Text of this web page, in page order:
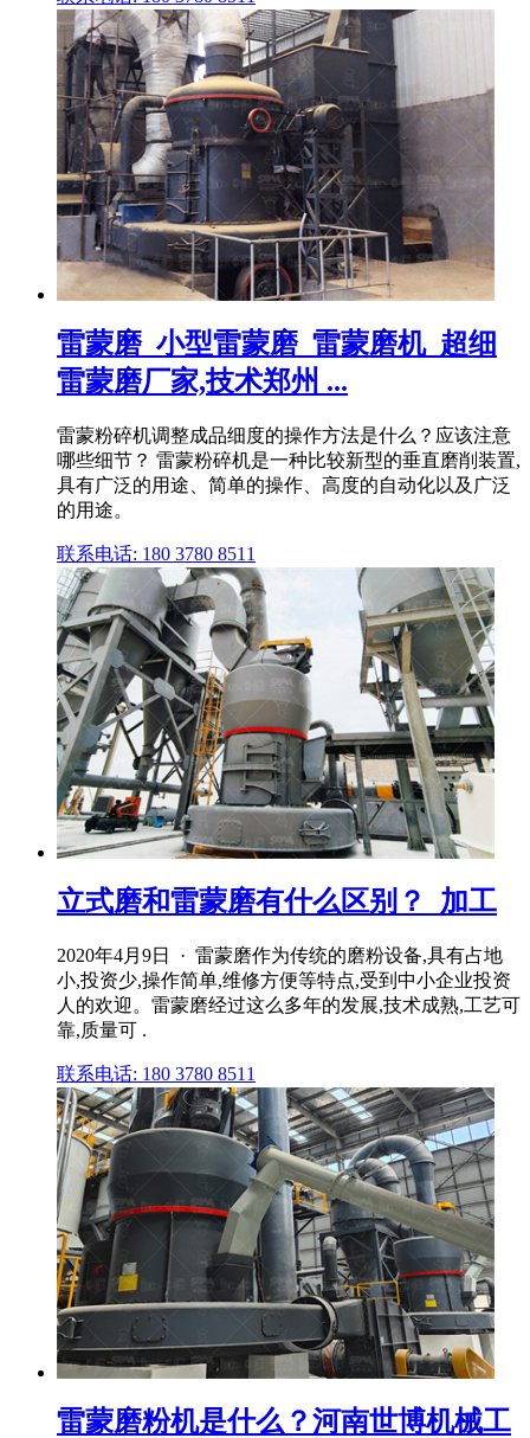
雷蒙磨_小型雷蒙磨_雷蒙磨机_超细
雷蒙磨厂家,技术郑州 ...
雷蒙粉碎机调整成品细度的操作方法是什么？应该注意
哪些细节？ 雷蒙粉碎机是一种比较新型的垂直磨削装置,
具有广泛的用途、简单的操作、高度的自动化以及广泛
的用途。
联系电话: 180 3780 8511
立式磨和雷蒙磨有什么区别？_加工
2020年4月9日 · 雷蒙磨作为传统的磨粉设备,具有占地
小,投资少,操作简单,维修方便等特点,受到中小企业投资
人的欢迎。雷蒙磨经过这么多年的发展,技术成熟,工艺可
靠,质量可 .
联系电话: 180 3780 8511
雷蒙磨粉机是什么？河南世博机械工